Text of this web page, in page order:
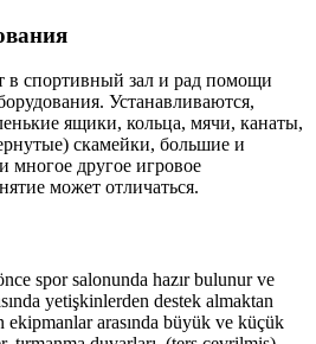
в спортивный зал и рад помощи
Устанавливаются,
ящики, кольца, мячи, канаты,
скамейки, большие и
многое другое игровое
может отличаться.
spor salonunda hazır bulunur ve
yetişkinlerden destek almaktan
arasında büyük ve küçük